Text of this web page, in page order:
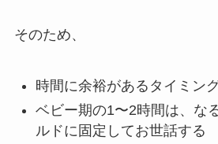
そのため、
時間に余裕があるタイミン
ベビー期の1〜2時間は、な
ルドに固定してお世話する